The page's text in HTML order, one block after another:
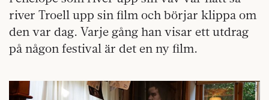
river Troell upp sin film och börjar klippa om
den var dag. Varje gång han visar ett utdrag
på någon festival är det en ny film.